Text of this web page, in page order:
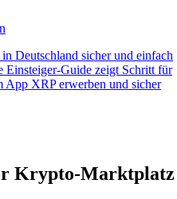
Deutschland sicher und einfach
Einsteiger-Guide zeigt Schritt für
App XRP erwerben und sicher
Krypto-Marktplatz